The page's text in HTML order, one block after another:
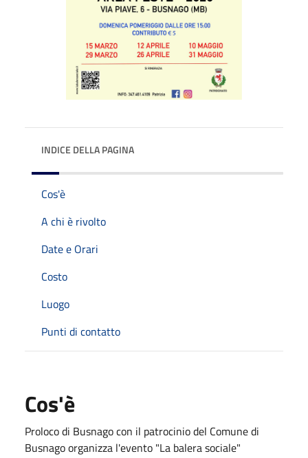
INDICE DELLA PAGINA
Cos'è
A chi è rivolto
Date e Orari
Costo
Luogo
Punti di contatto
Cos'è
Proloco di Busnago con il patrocinio del Comune di
Busnago organizza l'evento "La balera sociale"